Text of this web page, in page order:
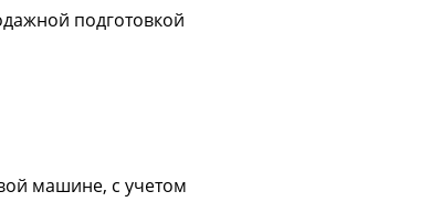
подготовкой
машине, с учетом